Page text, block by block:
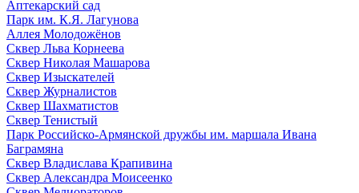
Аптекарский сад
Парк им. К.Я. Лагунова
Аллея Молодожёнов
Сквер Льва Корнеева
Сквер Николая Машарова
Сквер Изыскателей
Сквер Журналистов
Сквер Шахматистов
Сквер Тенистый
Парк Российско-Армянской дружбы им. маршала Ивана
Баграмяна
Сквер Владислава Крапивина
Сквер Александра Моисеенко